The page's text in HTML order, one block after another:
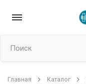
Поиск
Главная Каталог